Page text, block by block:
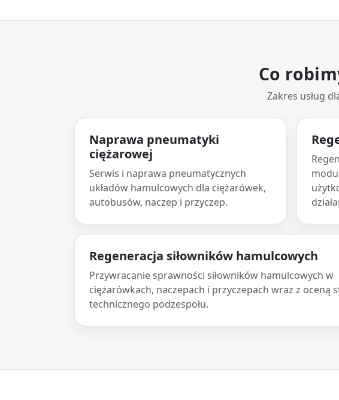
Co
Zakres usług
Naprawa pneumatyki
ciężarowej
Serwis i naprawa pneumatycznych
układów hamulcowych dla ciężarówek,
autobusów, naczep i przyczep.
Regeneracja siłowników hamulcowych
Przywracanie sprawności siłowników hamulcowych w
ciężarówkach, naczepach i przyczepach wraz z oceną
technicznego podzespołu.